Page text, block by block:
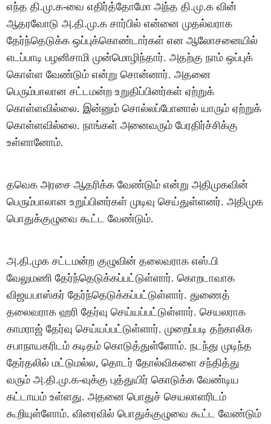
எந்த தி.மு.க-வை எதிர்த்தோமோ அந்த தி.மு.க வின்
ஆதரவோடு அ.தி.மு.க சார்பில் என்னை முதல்வராக
தேர்ந்தெடுக்க ஒப்புக்கொண்டார்கள் என ஆலோசனையில்
எடப்பாடி பழனிசாமி முன்மொழிந்தார். அதற்கு நாம் ஒப்புக்
கொள்ள வேண்டும் என்று சொன்னார். அதனை
பெரும்பாலான சட்டமன்ற உறுதிப்பினர்கள் ஏற்றுக்
கொள்ளவில்லை. இன்னும் சொல்லப்போனால் யாரும் ஏற்றுக்
கொள்ளவில்லை. நாங்கள் அனைவரும் பேரதிர்ச்சிக்கு
உள்ளானோம்.
தவெக அரசை ஆதரிக்க வேண்டும் என்று அதிமுகவின்
பெரும்பாலான உறுப்பினர்கள் முடிவு செய்துள்ளனர். அதிமுக
பொதுக்குழுவை கூட்ட வேண்டும்.
அ.தி.முக சட்டமன்ற குழுவின் தலைவராக எஸ்.பி
வேலுமணி தேர்ந்தெடுக்கப்பட்டுள்ளார். கொறடாவாக
விஜயபாஸ்கர் தேர்ந்தெடுக்கப்பட்டுள்ளார். துணைத்
தலைவராக ஹரி தேர்வு செய்யப்பட்டுள்ளார். செயலராக
காமராஜ் தேர்வு செய்யப்பட்டுள்ளார். முறைப்படி தற்காலிக
சபாநாயகரிடம் கடிதம் கொடுத்துள்ளோம். நடந்து முடிந்த
தேர்தலில் மட்டுமல்ல, தொடர் தோல்விகளை சந்தித்து
வரும் அ.தி.மு.க-வுக்கு புத்துயிர் கொடுக்க வேண்டிய
கட்டாயம் உள்ளது. அதனை பொதுச் செயலாளரிடம்
கூறியுள்ளோம். விரைவில் பொதுக்குழுவை கூட்ட வேண்டும்